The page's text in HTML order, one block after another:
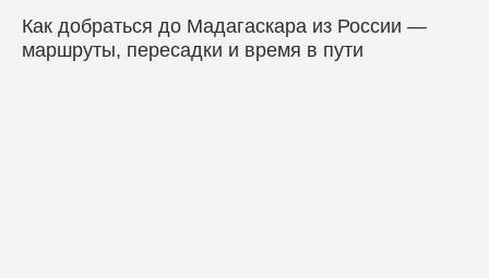
Как добраться до Мадагаскара из России —
маршруты, пересадки и время в пути